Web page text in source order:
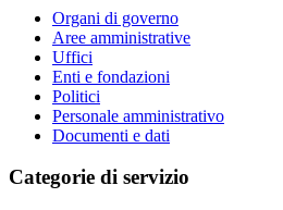
Organi di governo
Aree amministrative
Uffici
Enti e fondazioni
Politici
Personale amministrativo
Documenti e dati
Categorie di servizio